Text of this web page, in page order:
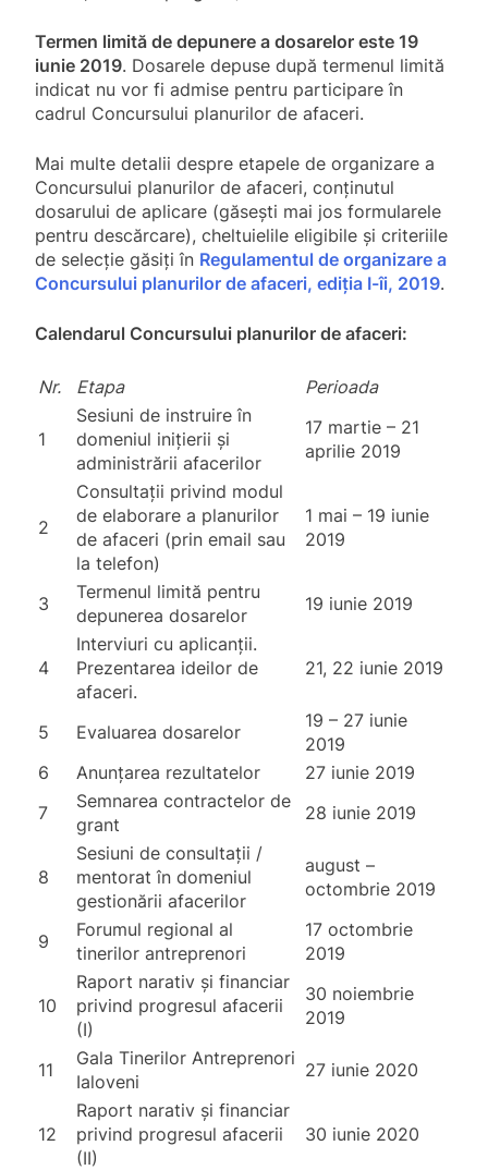
Termen limită de depunere a dosarelor este 19
iunie 2019. Dosarele depuse după termenul limită
indicat nu vor fi admise pentru participare în
cadrul Concursului planurilor de afaceri.
Mai multe detalii despre etapele de organizare a
Concursului planurilor de afaceri, conținutul
dosarului de aplicare (găsești mai jos formularele
pentru descărcare), cheltuielile eligibile și criteriile
de selecție găsiți în Regulamentul de organizare a
Concursului planurilor de afaceri, ediția I-îi, 2019.
Calendarul Concursului planurilor de afaceri:
Nr. Etapa Perioada
1
Sesiuni de instruire în
domeniul inițierii și
administrării afacerilor
17 martie – 21
aprilie 2019
2
Consultații privind modul
de elaborare a planurilor
de afaceri (prin email sau
la telefon)
1 mai – 19 iunie
2019
3
Termenul limită pentru
depunerea dosarelor
19 iunie 2019
4
Interviuri cu aplicanții.
Prezentarea ideilor de
afaceri.
21, 22 iunie 2019
5 Evaluarea dosarelor
19 – 27 iunie
2019
6
Anunțarea rezultatelor
27 iunie 2019
7
Semnarea contractelor de
grant
28 iunie 2019
8
Sesiuni de consultații /
mentorat în domeniul
gestionării afacerilor
august –
octombrie 2019
9
Forumul regional al
tinerilor antreprenori
17 octombrie
2019
10
Raport narativ și financiar
privind progresul afacerii
(I)
30 noiembrie
2019
11
Gala Tinerilor Antreprenori
Ialoveni
27 iunie 2020
12
Raport narativ și financiar
privind progresul afacerii
(II)
30 iunie 2020